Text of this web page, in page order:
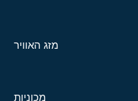
מזג האוויר
מכוניות